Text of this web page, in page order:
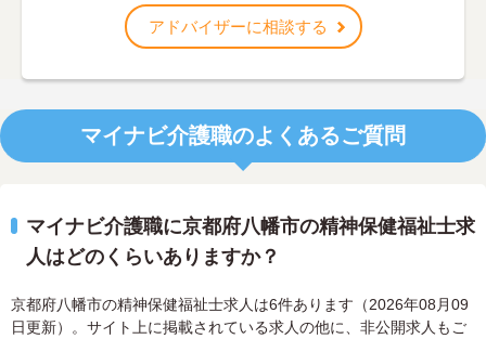
アドバイザーに相談する
マイナビ介護職のよくあるご質問
マイナビ介護職に京都府八幡市の精神保健福祉士求
人はどのくらいありますか？
京都府八幡市の精神保健福祉士求人は6件あります（2026年08月09
日更新）。サイト上に掲載されている求人の他に、非公開求人もご